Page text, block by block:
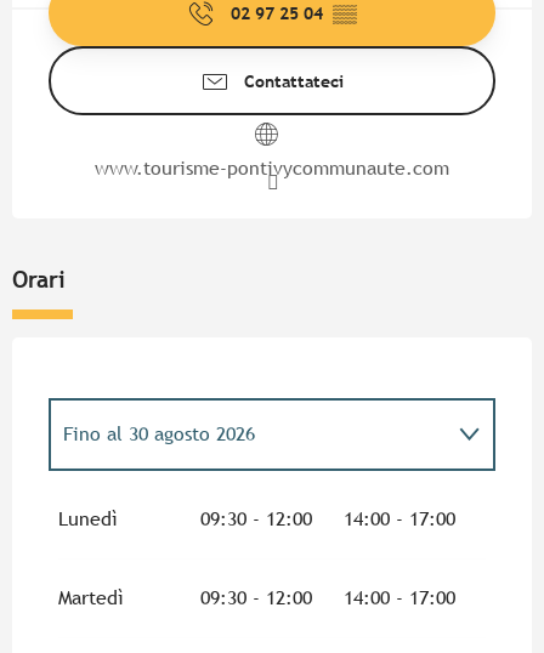
02 97 25 04 ▒▒
Contattateci
www.tourisme-pontivycommunaute.com
Orari
Fino al 30 agosto 2026
31 agosto 2026
Lunedì 09:30 - 12:00 14:00 - 17:00
Martedì 09:30 - 12:00 14:00 - 17:00